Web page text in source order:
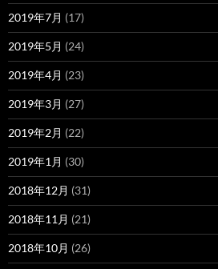
2019年7月 (17)
2019年5月 (24)
2019年4月 (23)
2019年3月 (27)
2019年2月 (22)
2019年1月 (30)
2018年12月 (31)
2018年11月 (21)
2018年10月 (26)